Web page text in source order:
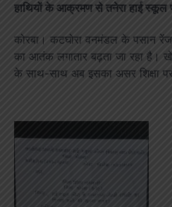
हाथियों के आक्रमण से तनेरा हाई स्कूल
कोरबा। कटघोरा वनमंडल के पसान रेंज
का आतंक लगातार बढ़ता जा रहा है।
के साथ-साथ अब इसका असर शिक्षा